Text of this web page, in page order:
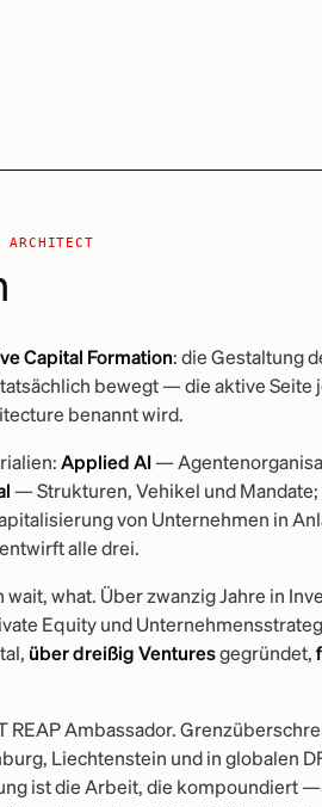
Capital Formation: die Gestaltung
bewegt — die aktive Seite
benannt wird.
Applied AI —
— Strukturen, Vehikel und Mandate;
von Unternehmen in
alle drei.
what. Über zwanzig Jahre in
Equity und
über dreißig Venturesgegründet,
REAP Ambassador.
Liechtenstein und in globalen
ist die Arbeit, die kompoundiert —